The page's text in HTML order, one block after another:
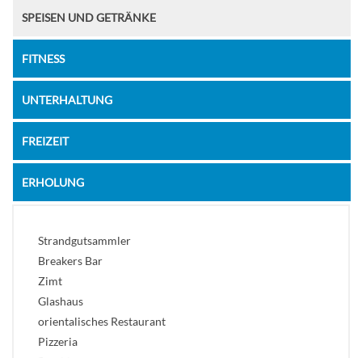
SPEISEN UND GETRÄNKE
FITNESS
UNTERHALTUNG
FREIZEIT
ERHOLUNG
Strandgutsammler
Breakers Bar
Zimt
Glashaus
orientalisches Restaurant
Pizzeria